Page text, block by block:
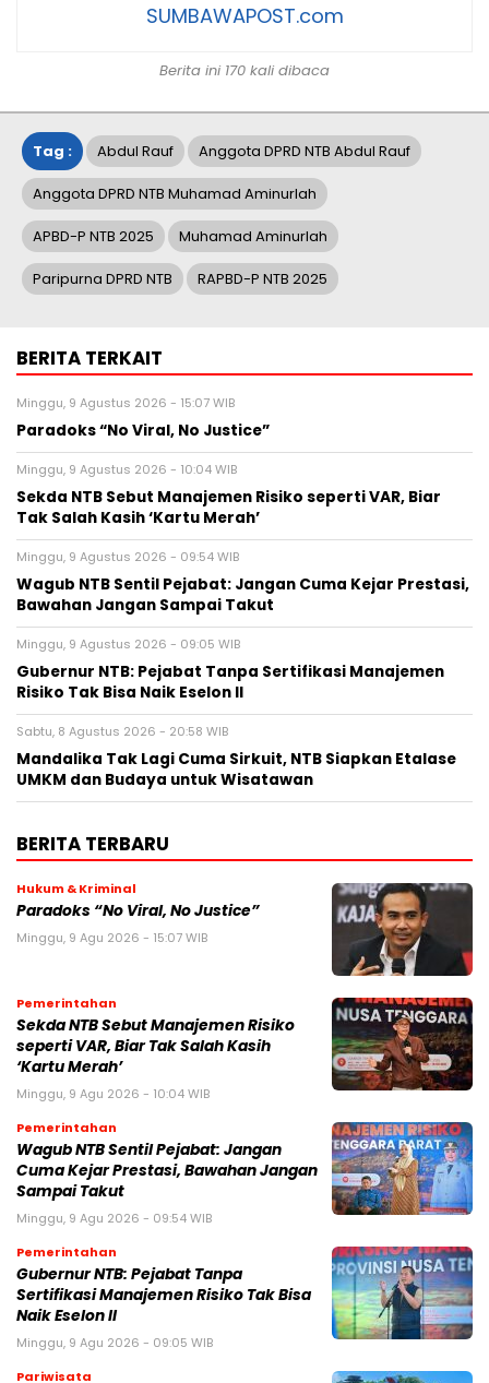
SUMBAWAPOST.com
Berita ini 170 kali dibaca
Tag : Abdul Rauf Anggota DPRD NTB Abdul Rauf
Anggota DPRD NTB Muhamad Aminurlah
APBD-P NTB 2025 Muhamad Aminurlah
Paripurna DPRD NTB RAPBD-P NTB 2025
BERITA TERKAIT
Minggu, 9 Agustus 2026 - 15:07 WIB
Paradoks “No Viral, No Justice”
Minggu, 9 Agustus 2026 - 10:04 WIB
Sekda NTB Sebut Manajemen Risiko seperti VAR, Biar
Tak Salah Kasih ‘Kartu Merah’
Minggu, 9 Agustus 2026 - 09:54 WIB
Wagub NTB Sentil Pejabat: Jangan Cuma Kejar Prestasi,
Bawahan Jangan Sampai Takut
Minggu, 9 Agustus 2026 - 09:05 WIB
Gubernur NTB: Pejabat Tanpa Sertifikasi Manajemen
Risiko Tak Bisa Naik Eselon II
Sabtu, 8 Agustus 2026 - 20:58 WIB
Mandalika Tak Lagi Cuma Sirkuit, NTB Siapkan Etalase
UMKM dan Budaya untuk Wisatawan
BERITA TERBARU
Hukum & Kriminal
Paradoks “No Viral, No Justice”
Minggu, 9 Agu 2026 - 15:07 WIB
Pemerintahan
Sekda NTB Sebut Manajemen Risiko
seperti VAR, Biar Tak Salah Kasih
‘Kartu Merah’
Minggu, 9 Agu 2026 - 10:04 WIB
Pemerintahan
Wagub NTB Sentil Pejabat: Jangan
Cuma Kejar Prestasi, Bawahan Jangan
Sampai Takut
Minggu, 9 Agu 2026 - 09:54 WIB
Pemerintahan
Gubernur NTB: Pejabat Tanpa
Sertifikasi Manajemen Risiko Tak Bisa
Naik Eselon II
Minggu, 9 Agu 2026 - 09:05 WIB
Pariwisata